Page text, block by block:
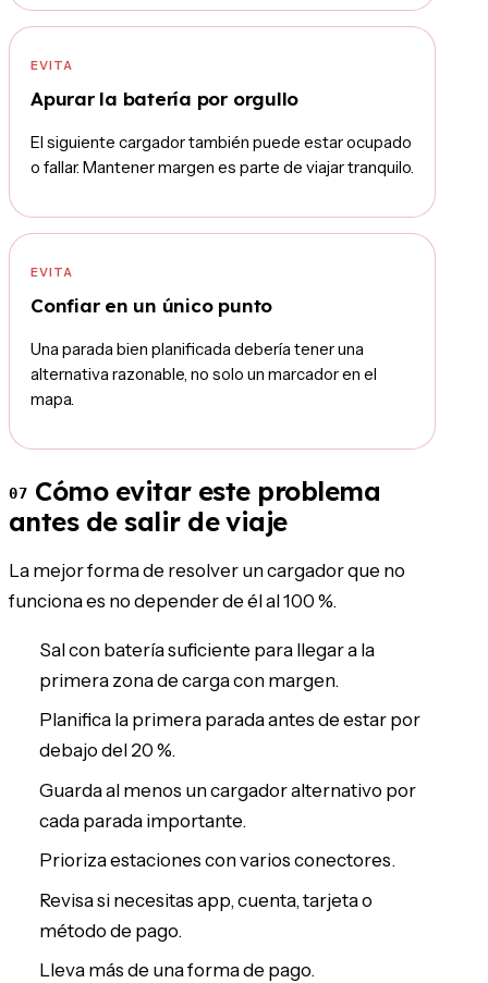
EVITA
Apurar la batería por orgullo
El siguiente cargador también puede estar ocupado
o fallar. Mantener margen es parte de viajar tranquilo.
EVITA
Confiar en un único punto
Una parada bien planificada debería tener una
alternativa razonable, no solo un marcador en el
mapa.
07 Cómo evitar este problema
antes de salir de viaje
La mejor forma de resolver un cargador que no
funciona es no depender de él al 100 %.
Sal con batería suficiente para llegar a la
primera zona de carga con margen.
Planifica la primera parada antes de estar por
debajo del 20 %.
Guarda al menos un cargador alternativo por
cada parada importante.
Prioriza estaciones con varios conectores.
Revisa si necesitas app, cuenta, tarjeta o
método de pago.
Lleva más de una forma de pago.